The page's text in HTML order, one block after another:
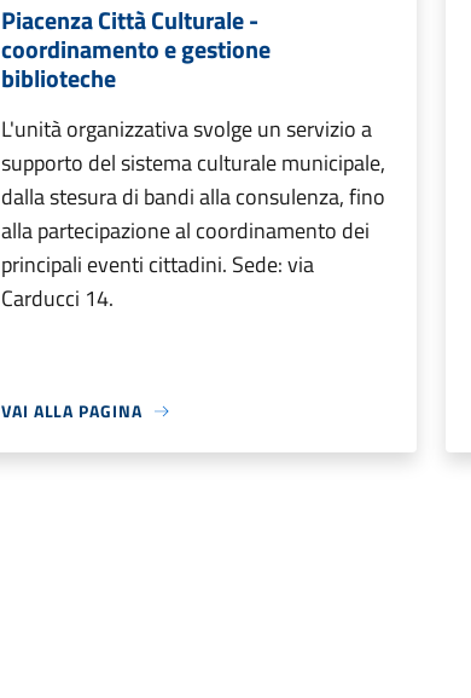
Piacenza Città Culturale -
coordinamento e gestione
biblioteche
L'unità organizzativa svolge un servizio a
supporto del sistema culturale municipale,
dalla stesura di bandi alla consulenza, fino
alla partecipazione al coordinamento dei
principali eventi cittadini. Sede: via
Carducci 14.
VAI ALLA PAGINA